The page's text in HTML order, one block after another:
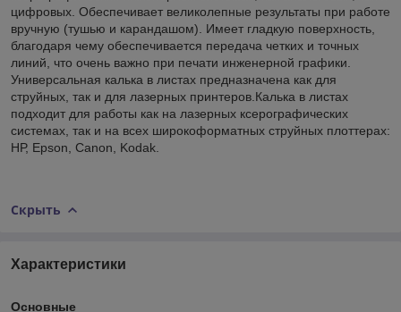
цифровых. Обеспечивает великолепные результаты при работе
вручную (тушью и карандашом). Имеет гладкую поверхность,
благодаря чему обеспечивается передача четких и точных
линий, что очень важно при печати инженерной графики.
Универсальная калька в листах предназначена как для
струйных, так и для лазерных принтеров.Калька в листах
подходит для работы как на лазерных ксерографических
системах, так и на всех широкоформатных струйных плоттерах:
НР, Epson, Canon, Kodak.
Скрыть
Характеристики
Основные